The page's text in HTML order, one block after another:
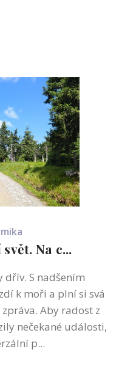
Na c...
dřív. S nadšením
k moři a plní si svá
Aby radost z
nečekané události,
p...